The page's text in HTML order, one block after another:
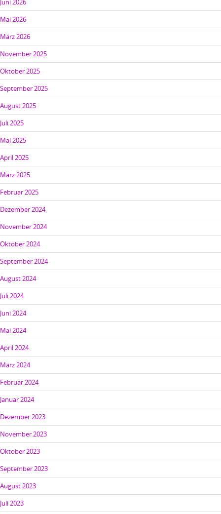
Juni 2026
Mai 2026
März 2026
November 2025
Oktober 2025
September 2025
August 2025
Juli 2025
Mai 2025
April 2025
März 2025
Februar 2025
Dezember 2024
November 2024
Oktober 2024
September 2024
August 2024
Juli 2024
Juni 2024
Mai 2024
April 2024
März 2024
Februar 2024
Januar 2024
Dezember 2023
November 2023
Oktober 2023
September 2023
August 2023
Juli 2023